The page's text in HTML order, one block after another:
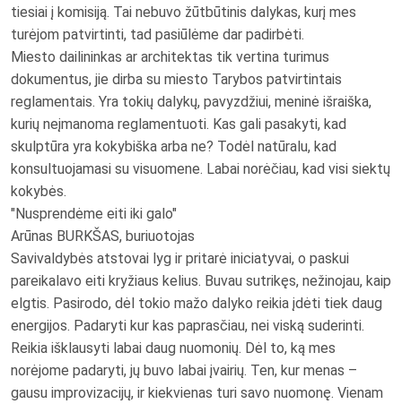
tiesiai į komisiją. Tai nebuvo žūtbūtinis dalykas, kurį mes
turėjom patvirtinti, tad pasiūlėme dar padirbėti.
Miesto dailininkas ar architektas tik vertina turimus
dokumentus, jie dirba su miesto Tarybos patvirtintais
reglamentais. Yra tokių dalykų, pavyzdžiui, meninė išraiška,
kurių neįmanoma reglamentuoti. Kas gali pasakyti, kad
skulptūra yra kokybiška arba ne? Todėl natūralu, kad
konsultuojamasi su visuomene. Labai norėčiau, kad visi siektų
kokybės.
"Nusprendėme eiti iki galo"
Arūnas BURKŠAS, buriuotojas
Savivaldybės atstovai lyg ir pritarė iniciatyvai, o paskui
pareikalavo eiti kryžiaus kelius. Buvau sutrikęs, nežinojau, kaip
elgtis. Pasirodo, dėl tokio mažo dalyko reikia įdėti tiek daug
energijos. Padaryti kur kas paprasčiau, nei viską suderinti.
Reikia išklausyti labai daug nuomonių. Dėl to, ką mes
norėjome padaryti, jų buvo labai įvairių. Ten, kur menas –
gausu improvizacijų, ir kiekvienas turi savo nuomonę. Vienam